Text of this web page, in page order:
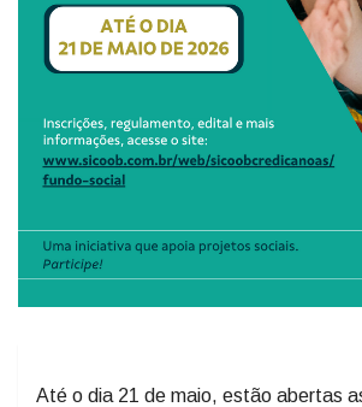
Até o dia 21 de maio, estão abertas